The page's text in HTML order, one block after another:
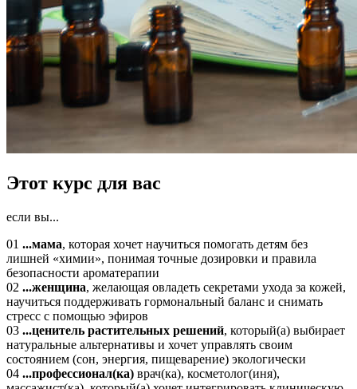
Этот курс для вас
если вы...
01 ...мама, которая хочет научиться помогать детям без
лишней «химии», понимая точные дозировки и правила
безопасности ароматерапии
02 ...женщина, желающая овладеть секретами ухода за кожей,
научиться поддерживать гормональный баланс и снимать
стресс с помощью эфиров
03 ...ценитель растительных решений, который(а) выбирает
натуральные альтернативы и хочет управлять своим
состоянием (сон, энергия, пищеварение) экологически
04 ...профессионал(ка) врач(ка), косметолог(иня),